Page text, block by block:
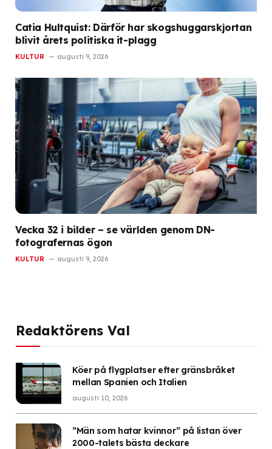
Catia Hultquist: Därför har skogshuggarskjortan
blivit årets politiska it-plagg
KULTUR augusti 9, 2026
Vecka 32 i bilder – se världen genom DN-
fotografernas ögon
KULTUR augusti 9, 2026
Redaktörens Val
Köer på flygplatser efter gränsbråket
mellan Spanien och Italien
augusti 10, 2026
”Män som hatar kvinnor” på listan över
2000-talets bästa deckare